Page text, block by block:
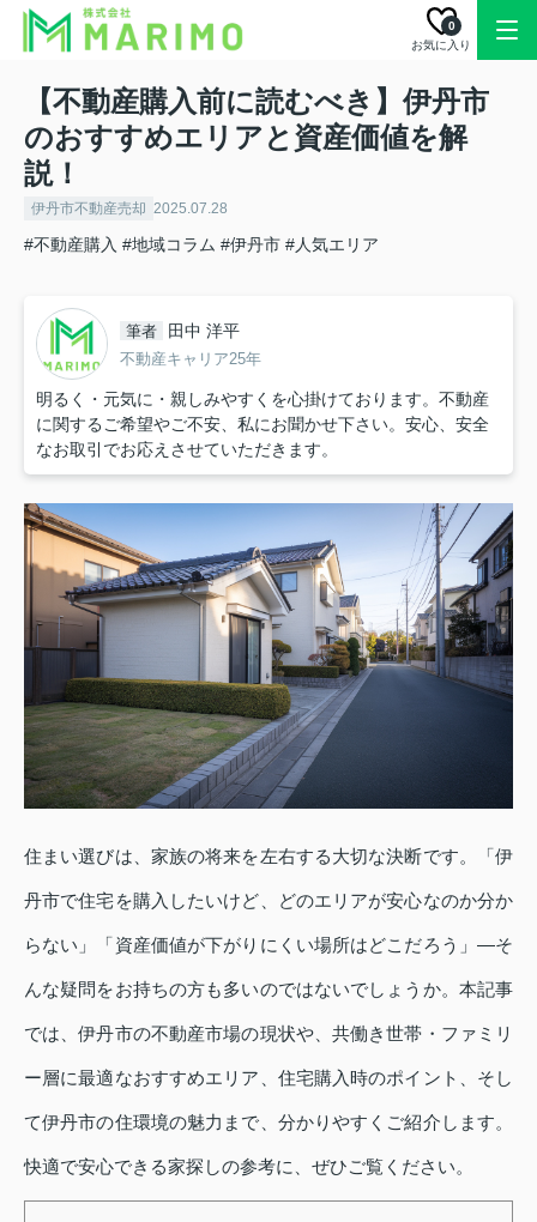
お気に入り
0
【不動産購入前に読むべき】伊丹市
のおすすめエリアと資産価値を解
説！
伊丹市不動産売却 2025.07.28
#不動産購入 #地域コラム #伊丹市 #人気エリア
筆者 田中 洋平
不動産キャリア25年
明るく・元気に・親しみやすくを心掛けております。不動産
に関するご希望やご不安、私にお聞かせ下さい。安心、安全
なお取引でお応えさせていただきます。
住まい選びは、家族の将来を左右する大切な決断です。「伊
丹市で住宅を購入したいけど、どのエリアが安心なのか分か
らない」「資産価値が下がりにくい場所はどこだろう」―そ
んな疑問をお持ちの方も多いのではないでしょうか。本記事
では、伊丹市の不動産市場の現状や、共働き世帯・ファミリ
ー層に最適なおすすめエリア、住宅購入時のポイント、そし
て伊丹市の住環境の魅力まで、分かりやすくご紹介します。
快適で安心できる家探しの参考に、ぜひご覧ください。